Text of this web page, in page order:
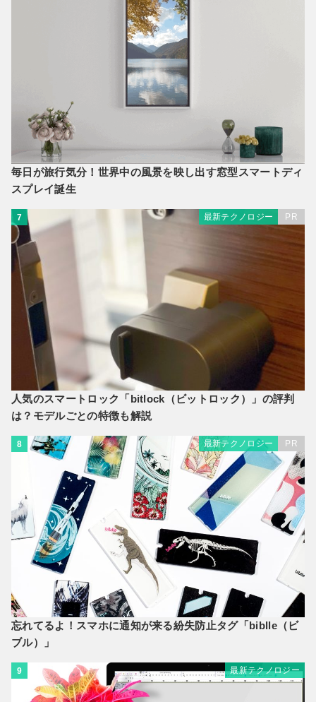
毎日が旅行気分！世界中の風景を映し出す窓型スマートディ
スプレイ誕生
7 最新テクノロジー PR
人気のスマートロック「bitlock（ビットロック）」の評判
は？モデルごとの特徴も解説
8 最新テクノロジー PR
忘れてるよ！スマホに通知が来る紛失防止タグ「biblle（ビ
ブル）」
9 最新テクノロジー